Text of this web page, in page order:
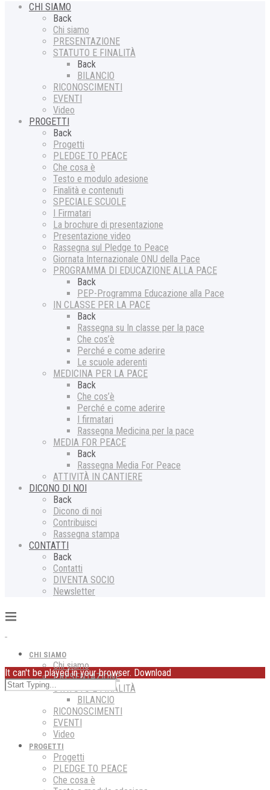
CHI SIAMO
Back
Chi siamo
PRESENTAZIONE
STATUTO E FINALITÀ
Back
BILANCIO
RICONOSCIMENTI
EVENTI
Video
PROGETTI
Back
Progetti
PLEDGE TO PEACE
Che cosa è
Testo e modulo adesione
Finalità e contenuti
SPECIALE SCUOLE
I Firmatari
La brochure di presentazione
Presentazione video
Rassegna sul Pledge to Peace
Giornata Internazionale ONU della Pace
PROGRAMMA DI EDUCAZIONE ALLA PACE
Back
PEP-Programma Educazione alla Pace
IN CLASSE PER LA PACE
Back
Rassegna su In classe per la pace
Che cos’è
Perché e come aderire
Le scuole aderenti
MEDICINA PER LA PACE
Back
Che cos’è
Perché e come aderire
I firmatari
Rassegna Medicina per la pace
MEDIA FOR PEACE
Back
Rassegna Media For Peace
ATTIVITÀ IN CANTIERE
DICONO DI NOI
Back
Dicono di noi
Contribuisci
Rassegna stampa
CONTATTI
Back
Contatti
DIVENTA SOCIO
Newsletter
CHI SIAMO
Chi siamo
PRESENTAZIONE
STATUTO E FINALITÀ
BILANCIO
RICONOSCIMENTI
EVENTI
Video
PROGETTI
Progetti
PLEDGE TO PEACE
Che cosa è
It can't be played in your browser. Download